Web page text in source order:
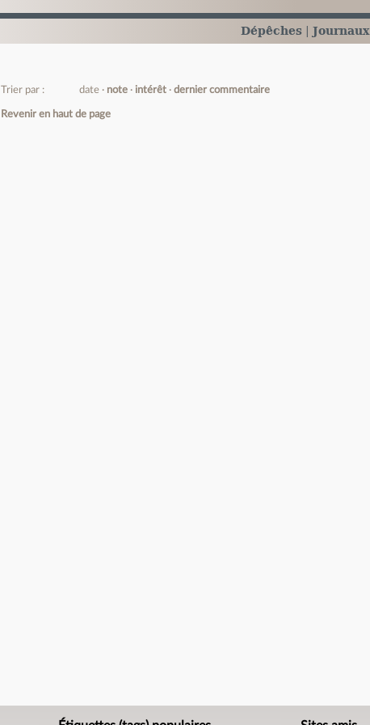
Dépêches Journaux
Trier par : date note intérêt dernier commentaire
Revenir en haut de page